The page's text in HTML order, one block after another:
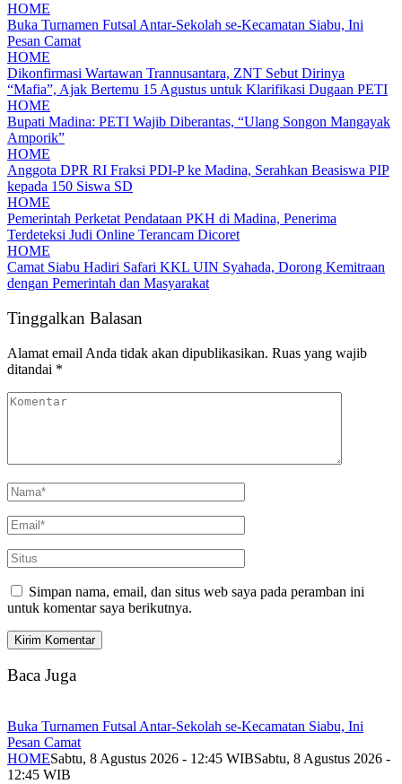
HOME
Buka Turnamen Futsal Antar-Sekolah se-Kecamatan Siabu, Ini
Pesan Camat
HOME
Dikonfirmasi Wartawan Trannusantara, ZNT Sebut Dirinya
“Mafia”, Ajak Bertemu 15 Agustus untuk Klarifikasi Dugaan PETI
HOME
Bupati Madina: PETI Wajib Diberantas, “Ulang Songon Mangayak
Amporik”
HOME
Anggota DPR RI Fraksi PDI-P ke Madina, Serahkan Beasiswa PIP
kepada 150 Siswa SD
HOME
Pemerintah Perketat Pendataan PKH di Madina, Penerima
Terdeteksi Judi Online Terancam Dicoret
HOME
Camat Siabu Hadiri Safari KKL UIN Syahada, Dorong Kemitraan
dengan Pemerintah dan Masyarakat
Tinggalkan Balasan
Alamat email Anda tidak akan dipublikasikan. Ruas yang wajib
ditandai *
Simpan nama, email, dan situs web saya pada peramban ini
untuk komentar saya berikutnya.
Baca Juga
Buka Turnamen Futsal Antar-Sekolah se-Kecamatan Siabu, Ini
Pesan Camat
HOMESabtu, 8 Agustus 2026 - 12:45 WIBSabtu, 8 Agustus 2026 -
12:45 WIB